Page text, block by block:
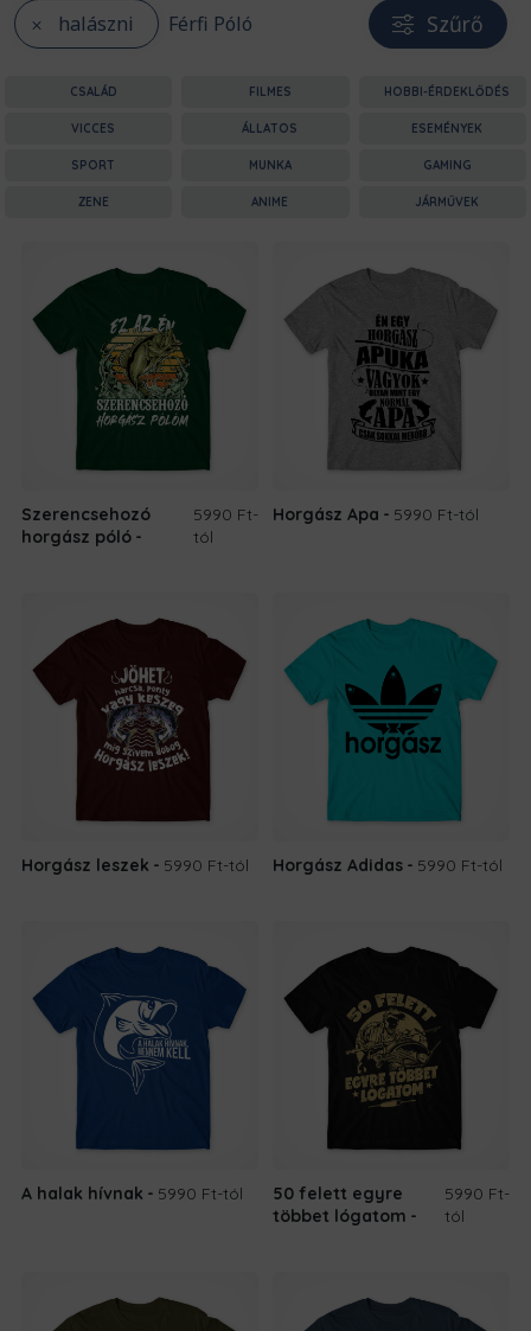
halászni Férfi Póló Szűrő
CSALÁD FILMES HOBBI-ÉRDEKLŐDÉS
VICCES ÁLLATOS ESEMÉNYEK
SPORT MUNKA GAMING
ZENE ANIME JÁRMŰVEK
Szerencsehozó
horgász póló
5990 Ft-
tól
Horgász Apa 5990 Ft-tól
Horgász leszek 5990 Ft-tól Horgász Adidas 5990 Ft-tól
A halak hívnak 5990 Ft-tól
50 felett egyre
többet lógatom
5990 Ft-
tól